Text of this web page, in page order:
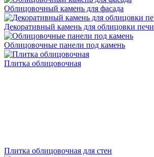
Облицовочный камень для фасада
Декоративный камень для облицовки печи
Облицовочные панели под камень
Плитка облицовочная
Плитка облицовочная для стен